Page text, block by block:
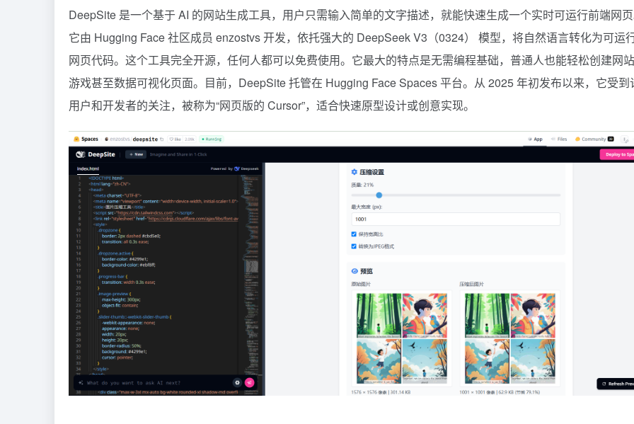
DeepSite 是一个基于 AI 的网站生成工具，用户只需输入简单的文字描述，就能快速生成一个实时可运行前端网
它由 Hugging Face 社区成员 enzostvs 开发，依托强大的 DeepSeekV3（0324） 模型，将自然语言转化为可运
网页代码。这个工具完全开源，任何人都可以免费使用。它最大的特点是无需编程基础，普通人也能轻松创建网
游戏甚至数据可视化页面。目前，DeepSite 托管在 Hugging Face Spaces 平台。从 2025 年初发布以来，它受到
用户和开发者的关注，被称为“网页版的 Cursor”，适合快速原型设计或创意实现。